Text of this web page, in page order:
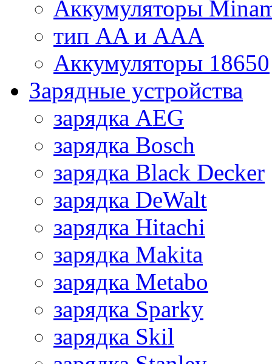
Аккумуляторы
тип AA и AAA
Аккумуляторы 18650
Зарядные устройства
зарядка AEG
зарядка Bosch
зарядка Black Decker
зарядка DeWalt
зарядка Hitachi
зарядка Makita
зарядка Metabo
зарядка Sparky
зарядка Skil